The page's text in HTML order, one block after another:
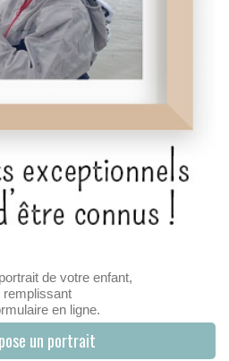
de votre enfant,
remplissant
en ligne.
un portrait